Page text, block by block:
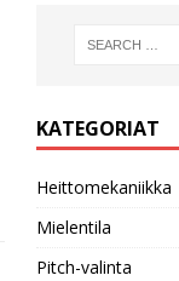
KATEGORIAT
Heittomekaniikka
Mielentila
Pitch-valinta